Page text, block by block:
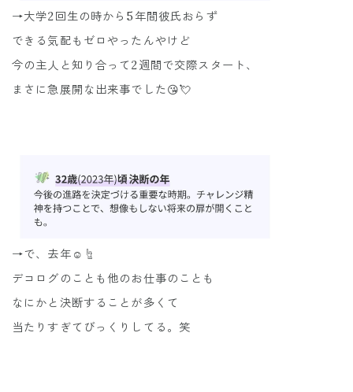
→大学2回生の時から5年間彼氏おらず
できる気配もゼロやったんやけど
今の主人と知り合って2週間で交際スタート、
まさに急展開な出来事でした😘💘
→で、去年☺️☝️
デコログのことも他のお仕事のことも
なにかと決断することが多くて
当たりすぎてびっくりしてる。笑